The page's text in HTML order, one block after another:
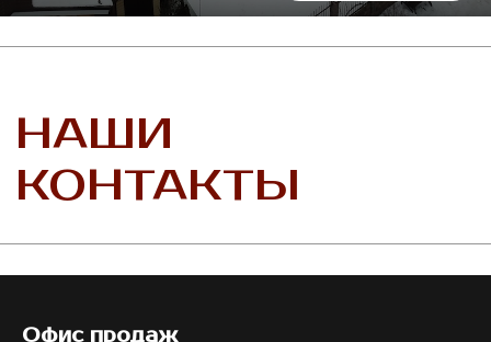
Офис продаж